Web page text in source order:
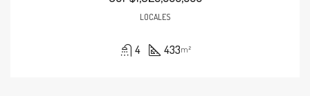
LOCALES
4 433m²